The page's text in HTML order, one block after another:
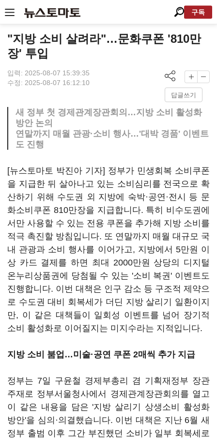
구독
"지방 소비 살려라"…문화쿠폰 '810만
장' 투입
입력: 2025-08-07 15:39:35
수정: 2025-08-07 16:12:10
답글쓰기
새 정부 첫 경제관계장관회의…지방 소비 활성화
방안 논의
연말까지 매월 관광·소비 행사…'대박 경품' 이벤트
도 진행
[뉴스토마토 박진아 기자] 정부가 민생회복 소비쿠폰
을 지급한 뒤 살아나고 있는 소비심리를 전국으로 확
산하기 위해 수도권 외 지방에 숙박·공연·전시 등 문
화소비쿠폰 810만장을 지급합니다. 특히 비수도권에
서만 사용할 수 있는 전용 쿠폰을 추가해 지방 소비를
적극 촉진할 방침입니다. 또 연말까지 매월 대규모 국
내 관광과 소비 행사를 이어가고, 지방에서 5만원 이
상 카드 결제를 하면 최대 2000만원 상당의 디지털
온누리상품권에 당첨될 수 있는 '소비 복권' 이벤트도
진행합니다. 이번 대책은 인구 감소 등 구조적 제약으
로 수도권 대비 회복세가 더딘 지방 살리기 일환이지
만, 이 같은 대책들이 일회성 이벤트를 넘어 장기적
소비 활성화로 이어질지는 미지수라는 지적입니다.
지방 소비 붐업…미술·공연 쿠폰 2매씩 추가 지급
정부는 7일 구윤철 경제부총리 겸 기획재정부 장관
주재로 정부서울청사에서 경제관계장관회의를 열고
이 같은 내용을 담은 '지방 살리기 상생소비 활성화
방안'을 심의·의결했습니다. 이번 대책은 지난 6월 새
정부 출범 이후 그간 부진했던 소비가 일부 회복세로